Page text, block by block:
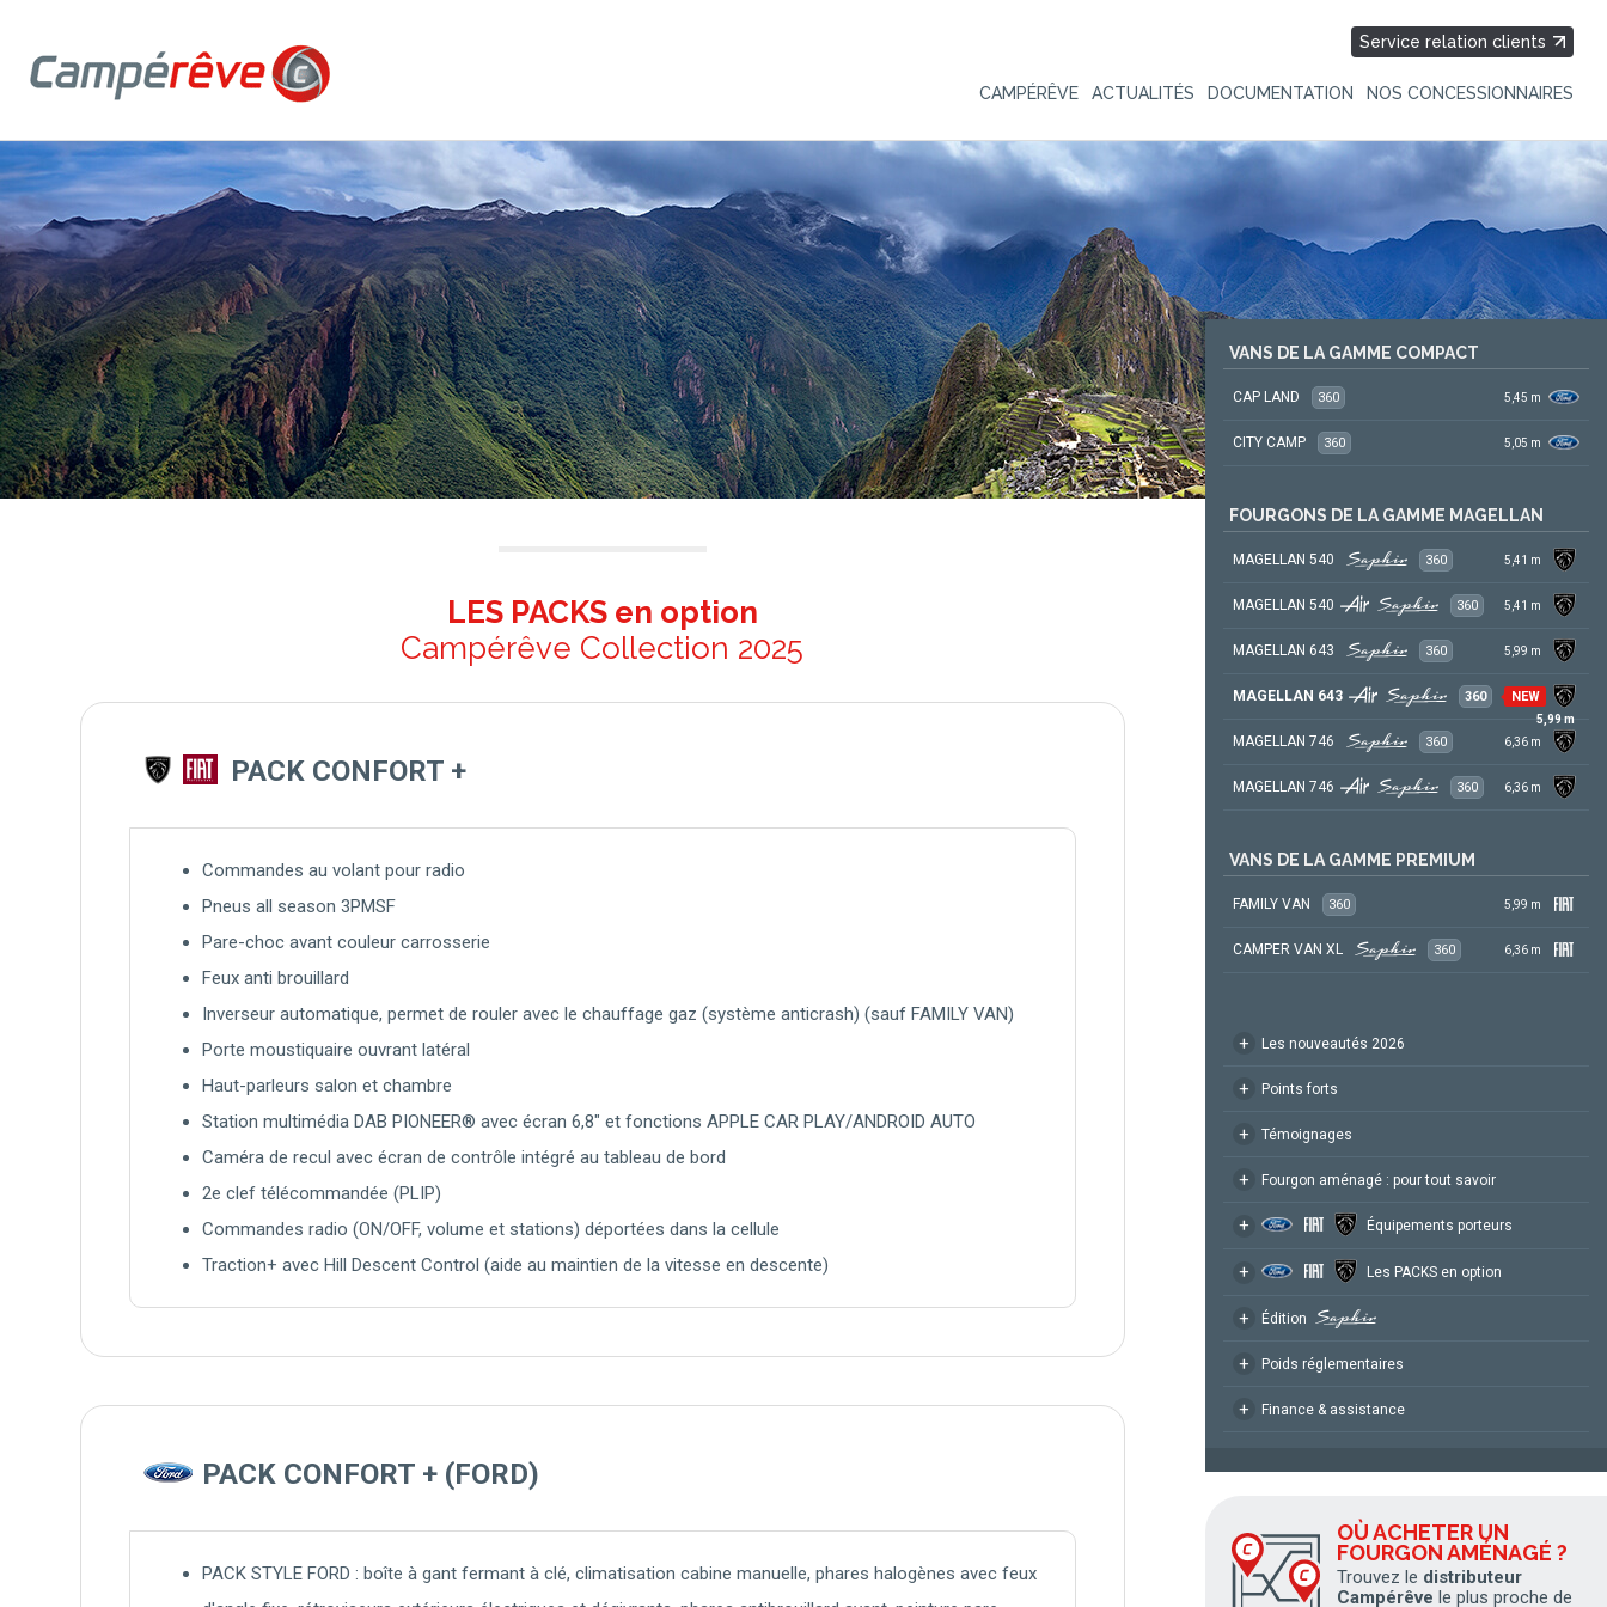
Campereve, Fourgons, véhicules de loisirs
CAMPÉRÊVE ACTUALITÉS DOCUMENTATION NOS CONCESSIONNAIRES
Service relation clients
LES PACKS en option
Campérêve Collection 2025
PACK CONFORT +
Commandes au volant pour radio
Pneus all season 3PMSF
Pare-choc avant couleur carrosserie
Feux anti brouillard
Inverseur automatique, permet de rouler avec le chauffage gaz (système anticrash) (sauf FAMILY VAN)
Porte moustiquaire ouvrant latéral
Haut-parleurs salon et chambre
Station multimédia DAB PIONEER® avec écran 6,8" et fonctions APPLE CAR PLAY/ANDROID AUTO
Caméra de recul avec écran de contrôle intégré au tableau de bord
2e clef télécommandée (PLIP)
Commandes radio (ON/OFF, volume et stations) déportées dans la cellule
Traction+ avec Hill Descent Control (aide au maintien de la vitesse en descente)
PACK CONFORT + (FORD)
PACK STYLE FORD : boîte à gant fermant à clé, climatisation cabine manuelle, phares halogènes avec feux
VANS DE LA GAMME COMPACT
CAP LAND 360 5,45 m
CITY CAMP 360 5,05 m
FOURGONS DE LA GAMME MAGELLAN
MAGELLAN 540 360 5,41 m
MAGELLAN 540 360 5,41 m
MAGELLAN 643 360 5,99 m
MAGELLAN 643 360 NEW
5,99 m
MAGELLAN 746 360 6,36 m
MAGELLAN 746 360 6,36 m
VANS DE LA GAMME PREMIUM
FAMILY VAN 360 5,99 m
CAMPER VAN XL 360 6,36 m
+ Les nouveautés 2026
+ Points forts
+ Témoignages
+ Fourgon aménagé : pour tout savoir
+ Équipements porteurs
+ Les PACKS en option
+ Édition
+ Poids réglementaires
+ Finance & assistance
OÙ ACHETER UN
FOURGON AMÉNAGÉ ?
Trouvez le distributeur
Campérêve le plus proche de